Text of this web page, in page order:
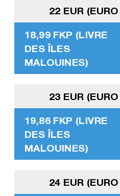
22 EUR
18,99 FKP (LIVRE
DES ÎLES
MALOUINES)
23 EUR
19,86 FKP (LIVRE
DES ÎLES
MALOUINES)
24 EUR